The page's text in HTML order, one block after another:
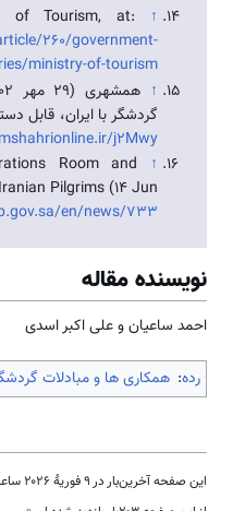
↑
of Tourism, at:
260/government-
ministry-of-tourism?
↑
گردشگر با ایران، قابل
j2Mwy
↑
Room and
Pilgrims (14 Jun
en/news/733?
نویسنده مقاله
احمد ساعیان و علی اکبر اسدی
رده: همکاری ها و مبادلات
این صفحه آخرین‌بار در ‏۹ فوریهٔ ۲۰۲۶ ساعت ‏۱۲:۵۱ ویرایش شده است.